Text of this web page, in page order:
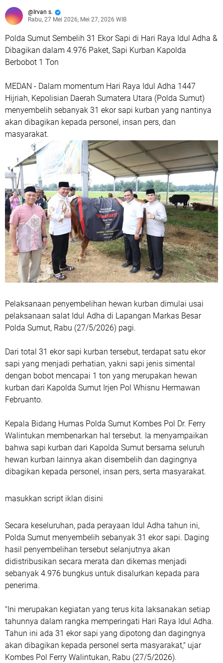
Irvan s.
Rabu, 27 Mei 2026, Mei 27, 2026 WIB
Polda Sumut Sembelih 31 Ekor Sapi di Hari Raya Idul Adha &
Dibagikan dalam 4.976 Paket, Sapi Kurban Kapolda
Berbobot 1 Ton
MEDAN - Dalam momentum Hari Raya Idul Adha 1447
Hijriah, Kepolisian Daerah Sumatera Utara (Polda Sumut)
menyembelih sebanyak 31 ekor sapi kurban yang nantinya
akan dibagikan kepada personel, insan pers, dan
masyarakat.
Pelaksanaan penyembelihan hewan kurban dimulai usai
pelaksanaan salat Idul Adha di Lapangan Markas Besar
Polda Sumut, Rabu (27/5/2026) pagi.
Dari total 31 ekor sapi kurban tersebut, terdapat satu ekor
sapi yang menjadi perhatian, yakni sapi jenis simental
dengan bobot mencapai 1 ton yang merupakan hewan
kurban dari Kapolda Sumut Irjen Pol Whisnu Hermawan
Februanto.
Kepala Bidang Humas Polda Sumut Kombes Pol Dr. Ferry
Walintukan membenarkan hal tersebut. Ia menyampaikan
bahwa sapi kurban dari Kapolda Sumut bersama seluruh
hewan kurban lainnya akan disembelih dan dagingnya
dibagikan kepada personel, insan pers, serta masyarakat.
masukkan script iklan disini
Secara keseluruhan, pada perayaan Idul Adha tahun ini,
Polda Sumut menyembelih sebanyak 31 ekor sapi. Daging
hasil penyembelihan tersebut selanjutnya akan
didistribusikan secara merata dan dikemas menjadi
sebanyak 4.976 bungkus untuk disalurkan kepada para
penerima.
"Ini merupakan kegiatan yang terus kita laksanakan setiap
tahunnya dalam rangka memperingati Hari Raya Idul Adha.
Tahun ini ada 31 ekor sapi yang dipotong dan dagingnya
akan dibagikan kepada personel serta masyarakat," ujar
Kombes Pol Ferry Walintukan, Rabu (27/5/2026).